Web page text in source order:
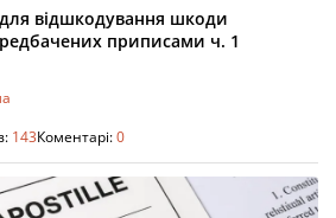
відшкодування шкоди
приписами ч. 1
143Коментарі:0